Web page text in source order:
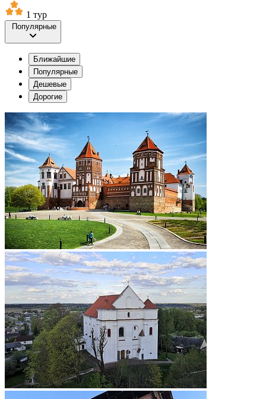
1 тур
Популярные
Ближайшие
Популярные
Дешевые
Дорогие